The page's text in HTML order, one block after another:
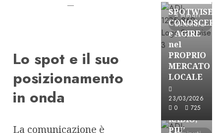
—
Lo spot e il suo
posizionamento
in onda
La comunicazione è
3 minuti
di lettura
SPOTWISE:
CONOSCERE
e AGIRE
nel
PROPRIO
MERCATO
LOCALE
23/03/2026
0
725
FREE
Per la
RADIO,
PIU’